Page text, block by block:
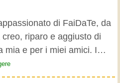
di FaiDaTe, da
riparo e aggiusto di
mia e per i miei amici. I
insegnato i primi
da piccolo e da allora ho